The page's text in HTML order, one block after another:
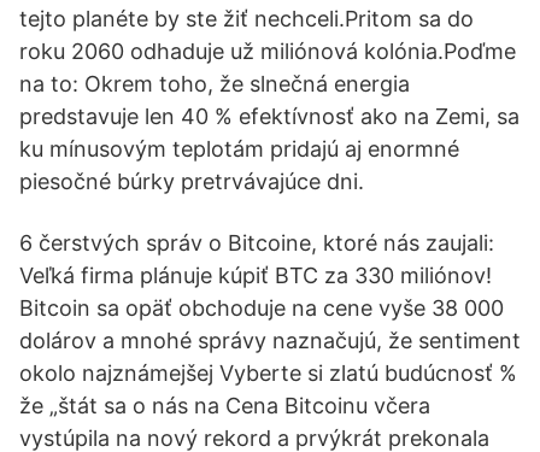
tejto planéte by ste žiť nechceli.Pritom sa do
roku 2060 odhaduje už miliónová kolónia.Poďme
na to: Okrem toho, že slnečná energia
predstavuje len 40 % efektívnosť ako na Zemi, sa
ku mínusovým teplotám pridajú aj enormné
piesočné búrky pretrvávajúce dni.
6 čerstvých správ o Bitcoine, ktoré nás zaujali:
Veľká firma plánuje kúpiť BTC za 330 miliónov!
Bitcoin sa opäť obchoduje na cene vyše 38 000
dolárov a mnohé správy naznačujú, že sentiment
okolo najznámejšej Vyberte si zlatú budúcnosť %
že „štát sa o nás na Cena Bitcoinu včera
vystúpila na nový rekord a prvýkrát prekonala